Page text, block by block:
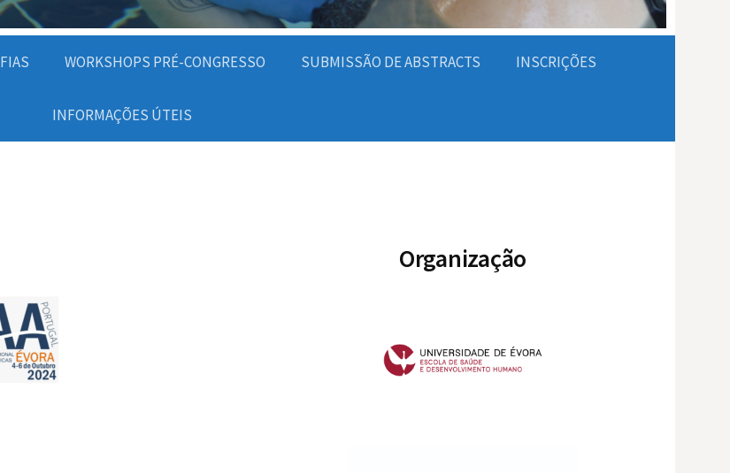
WORKSHOPS PRÉ-CONGRESSO SUBMISSÃO DE ABSTRACTS INSCRIÇÕES
INFORMAÇÕES ÚTEIS
Organização